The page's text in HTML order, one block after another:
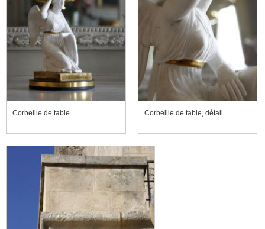
Corbeille de table Corbeille de table, détail